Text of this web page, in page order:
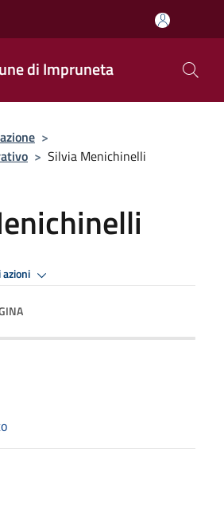
di Impruneta
>
> Silvia Menichinelli
azioni